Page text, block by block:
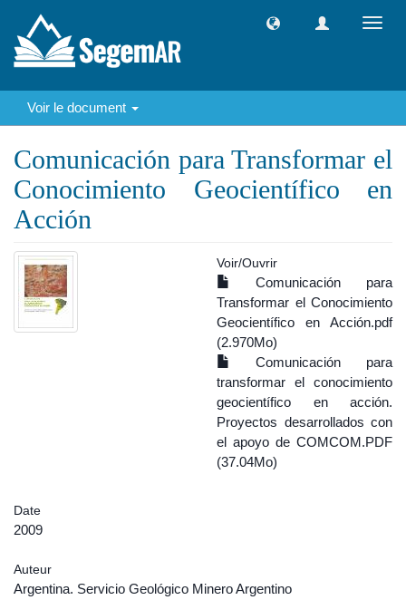
Voir le document
Comunicación para Transformar el
Conocimiento Geocientífico en
Acción
Voir/Ouvrir
Comunicación para
Transformar el Conocimiento
Geocientífico en Acción.pdf
(2.970Mo)
Comunicación para
transformar el conocimiento
geocientífico en acción.
Proyectos desarrollados con
el apoyo de COMCOM.PDF
(37.04Mo)
Date
2009
Auteur
Argentina. Servicio Geológico Minero Argentino